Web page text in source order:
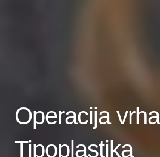
Operacija
Tipoplastika